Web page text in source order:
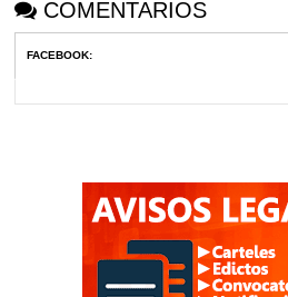
COMENTARIOS
FACEBOOK: